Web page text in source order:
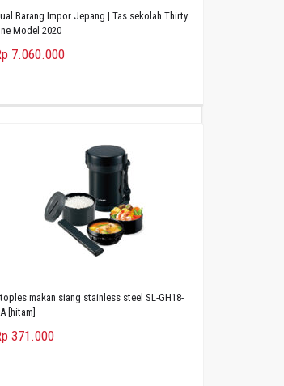
Barang Impor Jepang | Tas sekolah Thirty
Model 2020
7.060.000
makan siang stainless steel SL-GH18-
[hitam]
371.000